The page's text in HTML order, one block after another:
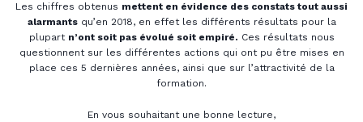
Les chiffres obtenus mettent en évidence des constats tout aussi
alarmantsqu’en 2018, en effet les différents résultats pour la
plupart n’ont soit pas évolué soit empiré. Ces résultats nous
questionnent sur les différentes actions qui ont pu être mises en
place ces 5 dernières années, ainsi que sur l’attractivité de la
formation.
En vous souhaitant une bonne lecture,